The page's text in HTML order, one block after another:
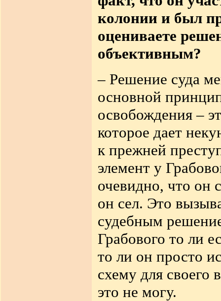
колонии и был
оцениваете
объективным?
– Решение суда
основной
освобождения –
которое дает
к прежней
элемент у
очевидно, что он
он сел. Это
судебным
Грабового то ли
то ли он просто
схему для своего
это не могу.